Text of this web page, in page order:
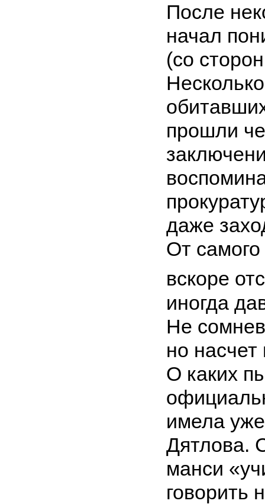
После
начал
(со
прошли
даже
От
вскоре
иногда
Не
но
О каких
имела
Дятлова.
манси
говорить